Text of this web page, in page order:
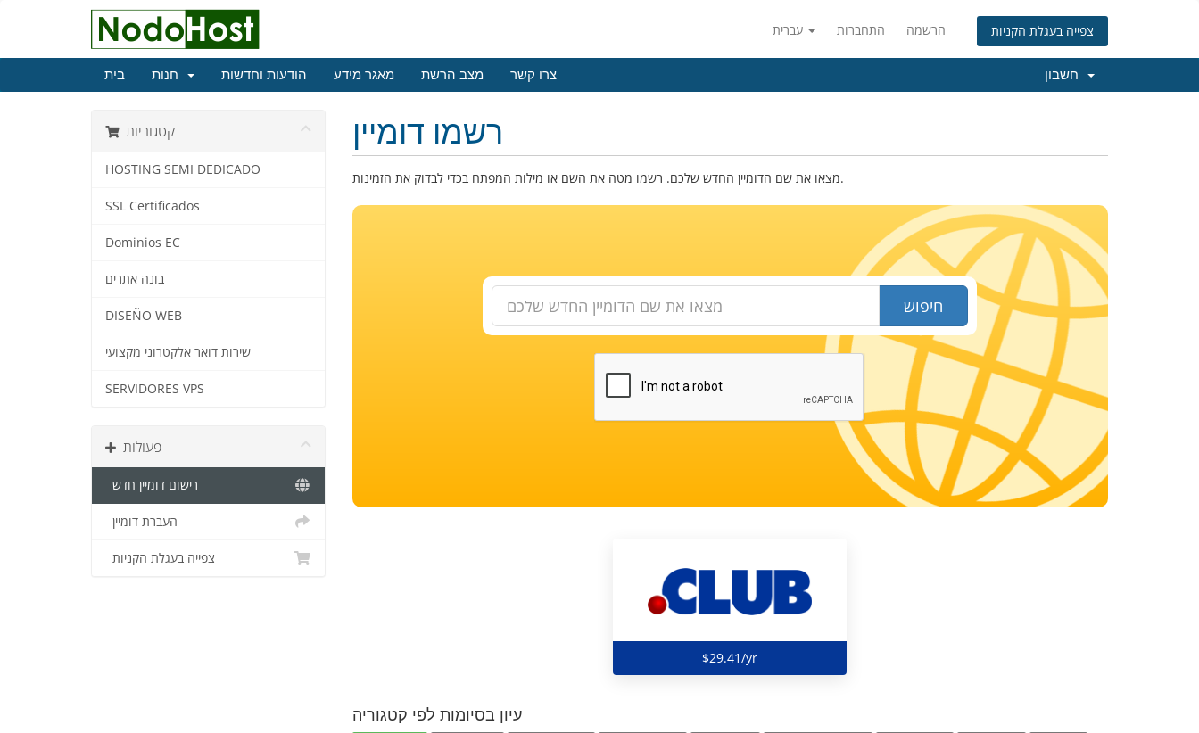
התחברות הרשמה צפייה בעגלת הקניות
בית הודעות וחדשות מאגר מידע מצב הרשת צרו קשר
קטגוריות
HOSTING SEMI DEDICADO
SSL Certificados
Dominios EC
בונה אתרים
DISEÑO WEB
שירות דואר אלקטרוני מקצועי
SERVIDORES VPS
פעולות
רישום דומיין חדש
העברת דומיין
צפייה בעגלת הקניות
רשמו דומיין
מצאו את שם הדומיין החדש שלכם. רשמו מטה את השם או מילות המפתח בכדי לבדוק את הזמינות.
חיפוש
$29.41/yr
עיון בסיומות לפי קטגוריה